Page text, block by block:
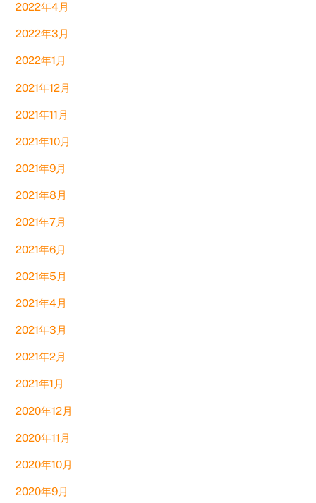
2022年4月
2022年3月
2022年1月
2021年12月
2021年11月
2021年10月
2021年9月
2021年8月
2021年7月
2021年6月
2021年5月
2021年4月
2021年3月
2021年2月
2021年1月
2020年12月
2020年11月
2020年10月
2020年9月